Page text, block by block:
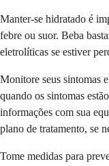
Manter-se hidratado é
febre ou suor. Beba
eletrolíticas se estiver
Monitore seus sintomas
quando os sintomas
informações com sua
plano de tratamento, se
Tome medidas para